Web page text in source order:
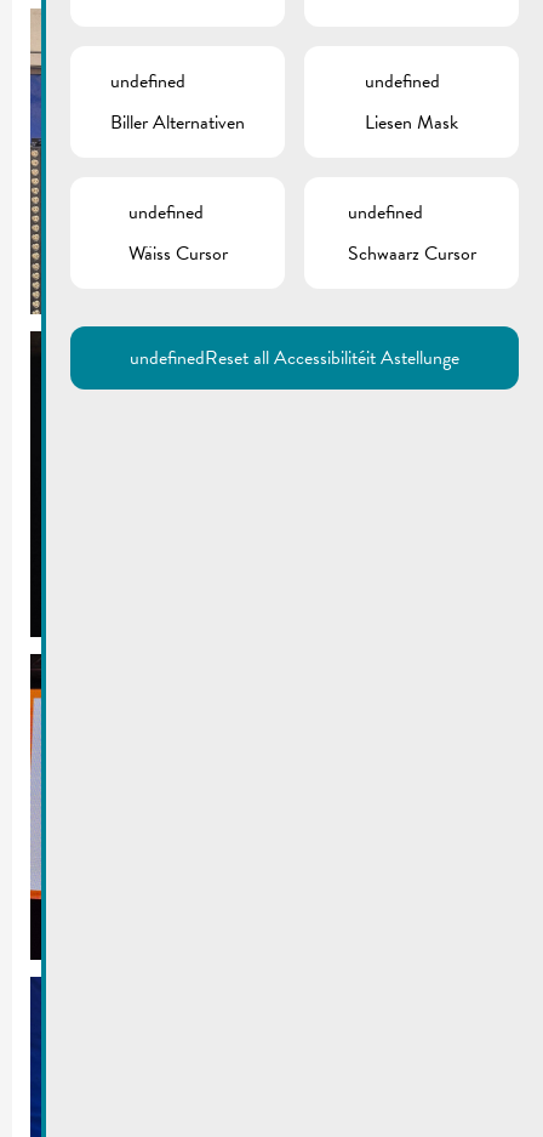
undefined
Biller Alternativen
undefined
Liesen Mask
undefined
Wäiss Cursor
undefined
Schwaarz Cursor
undefinedReset all Accessibilitéit Astellunge